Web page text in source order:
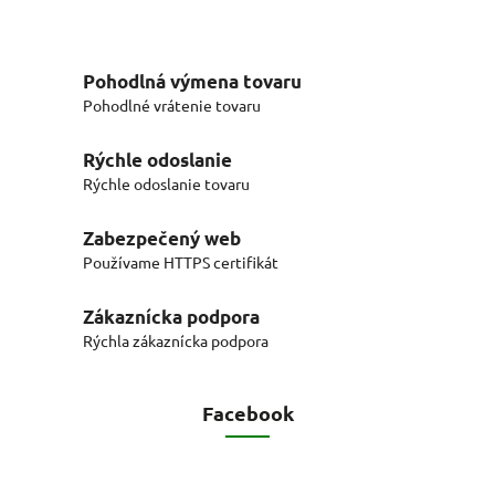
Pohodlná výmena tovaru
Pohodlné vrátenie tovaru
Rýchle odoslanie
Rýchle odoslanie tovaru
Zabezpečený web
Používame HTTPS certifikát
Zákaznícka podpora
Rýchla zákaznícka podpora
Facebook